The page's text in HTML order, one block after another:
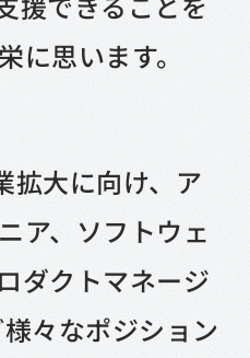
に思います。
拡大に向け、ア
ア、ソフトウェ
ダクトマネージ
々なポジション